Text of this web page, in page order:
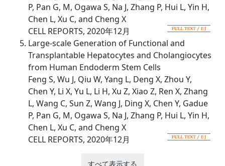
P, Pan G, M, Ogawa S, Na J, Zhang P, Hui L, Yin H,
Chen L, Xu C, and Cheng X
CELL REPORTS, 2020年12月
Large-scale Generation of Functional and
Transplantable Hepatocytes and Cholangiocytes
from Human Endoderm Stem Cells
Feng S, Wu J, Qiu W, Yang L, Deng X, Zhou Y,
Chen Y, Li X, Yu L, Li H, Xu Z, Xiao Z, Ren X, Zhang
L, Wang C, Sun Z, Wang J, Ding X, Chen Y, Gadue
P, Pan G, M, Ogawa S, Na J, Zhang P, Hui L, Yin H,
Chen L, Xu C, and Cheng X
CELL REPORTS, 2020年12月
すべて表示する